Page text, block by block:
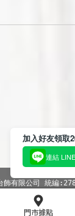
飾有限公司 統編
網站導覽| 隱私
商城建置尚峪資訊
門市據點
加入好友領取
連結